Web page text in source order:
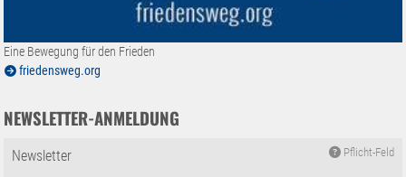
Eine Bewegung für den Frieden
friedensweg.org
NEWSLETTER-ANMELDUNG
Pflicht-Feld
Newsletter